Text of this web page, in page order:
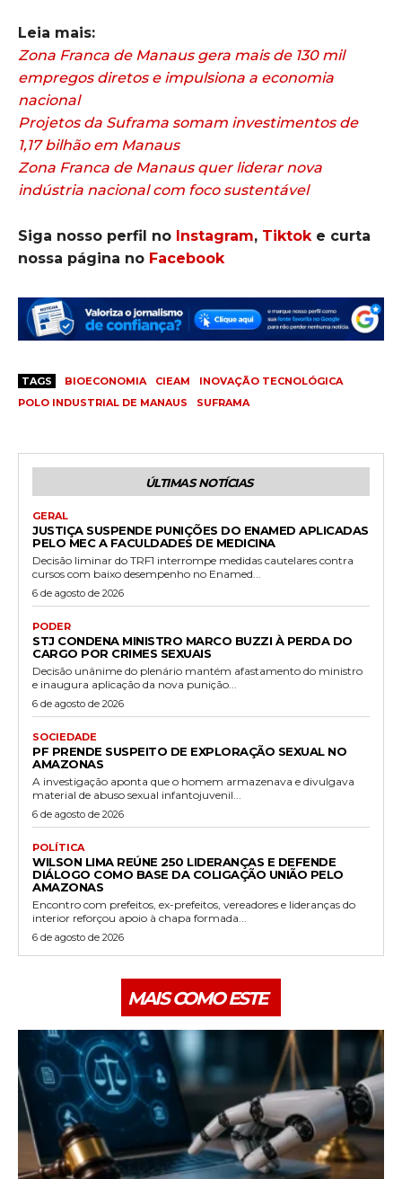
Leia mais:
Zona Franca de Manaus gera mais de 130 mil
empregos diretos e impulsiona a economia
nacional
Projetos da Suframa somam investimentos de
1,17 bilhão em Manaus
Zona Franca de Manaus quer liderar nova
indústria nacional com foco sustentável
Siga nosso perfil no Instagram, Tiktoke curta
nossa página no Facebook
TAGS BIOECONOMIA CIEAM
INOVAÇÃO TECNOLÓGICA
POLO INDUSTRIAL DE MANAUS
SUFRAMA
ÚLTIMAS NOTÍCIAS
GERAL
JUSTIÇA SUSPENDE PUNIÇÕES DO ENAMED APLICADAS
PELO MEC A FACULDADES DE MEDICINA
Decisão liminar do TRF1 interrompe medidas cautelares contra
cursos com baixo desempenho no Enamed...
6 de agosto de 2026
PODER
STJ CONDENA MINISTRO MARCO BUZZI À PERDA DO
CARGO POR CRIMES SEXUAIS
Decisão unânime do plenário mantém afastamento do ministro
e inaugura aplicação da nova punição...
6 de agosto de 2026
SOCIEDADE
PF PRENDE SUSPEITO DE EXPLORAÇÃO SEXUAL NO
AMAZONAS
A investigação aponta que o homem armazenava e divulgava
material de abuso sexual infantojuvenil...
6 de agosto de 2026
POLÍTICA
WILSON LIMA REÚNE 250 LIDERANÇAS E DEFENDE
DIÁLOGO COMO BASE DA COLIGAÇÃO UNIÃO PELO
AMAZONAS
Encontro com prefeitos, ex-prefeitos, vereadores e lideranças do
interior reforçou apoio à chapa formada...
6 de agosto de 2026
MAIS COMO ESTE